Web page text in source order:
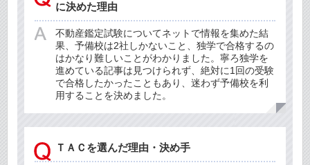
に決めた理由
不動産鑑定試験についてネットで情報を集めた結
果、予備校は2社しかないこと、独学で合格するの
はかなり難しいことがわかりました。寧ろ独学を
進めている記事は見つけられず、絶対に1回の受験
で合格したかったこともあり、迷わず予備校を利
用することを決めました。
ＴＡＣを選んだ理由・決め手